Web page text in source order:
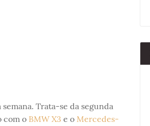
Trata-se da segunda
com o BMW X3 e o Mercedes-